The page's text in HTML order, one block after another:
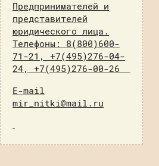
Предпринимателей и
представителей
юридического лица.
Телефоны: 8(800)600-
71-21, +7(495)276-04-
24, +7(495)276-00-26
E-mail
mir_nitki@mail.ru